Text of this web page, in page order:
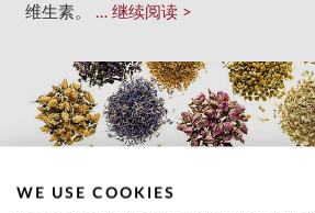
维生素。
继续阅读
WE USE COOKIES